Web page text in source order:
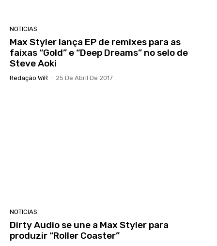
NOTICIAS
Max Styler lança EP de remixes para as
faixas “Gold” e “Deep Dreams” no selo de
Steve Aoki
Redação WiR - 25 De Abril De 2017
NOTICIAS
Dirty Audio se une a Max Styler para
produzir “Roller Coaster”